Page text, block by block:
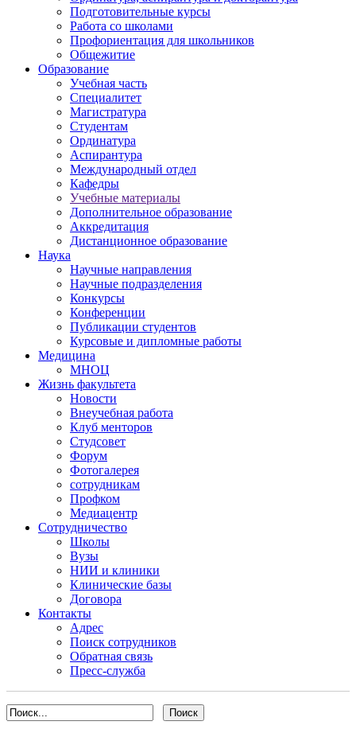
Подготовительные курсы
Работа со школами
Профориентация для школьников
Общежитие
Образование
Учебная часть
Специалитет
Магистратура
Студентам
Ординатура
Аспирантура
Международный отдел
Кафедры
Учебные материалы
Дополнительное образование
Аккредитация
Дистанционное образование
Наука
Научные направления
Научные подразделения
Конкурсы
Конференции
Публикации студентов
Курсовые и дипломные работы
Медицина
МНОЦ
Жизнь факультета
Новости
Внеучебная работа
Клуб менторов
Студсовет
Форум
Фотогалерея
сотрудникам
Профком
Медиацентр
Сотрудничество
Школы
Вузы
НИИ и клиники
Клинические базы
Договора
Контакты
Адрес
Поиск сотрудников
Обратная связь
Пресс-служба